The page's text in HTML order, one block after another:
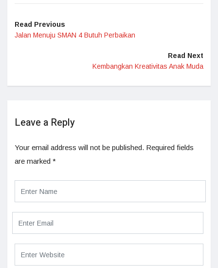
Read Previous
Jalan Menuju SMAN 4 Butuh Perbaikan
Read Next
Kembangkan Kreativitas Anak Muda
Leave a Reply
Your email address will not be published. Required fields
are marked *